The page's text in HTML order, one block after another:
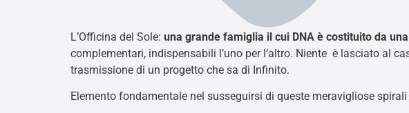
L’Officina del Sole: una grande famiglia il cui DNA è costituito da
complementari, indispensabili l’uno per l’altro. Niente è lasciato al
trasmissione di un progetto che sa di Infinito.
Elemento fondamentale nel susseguirsi di queste meravigliose spirali